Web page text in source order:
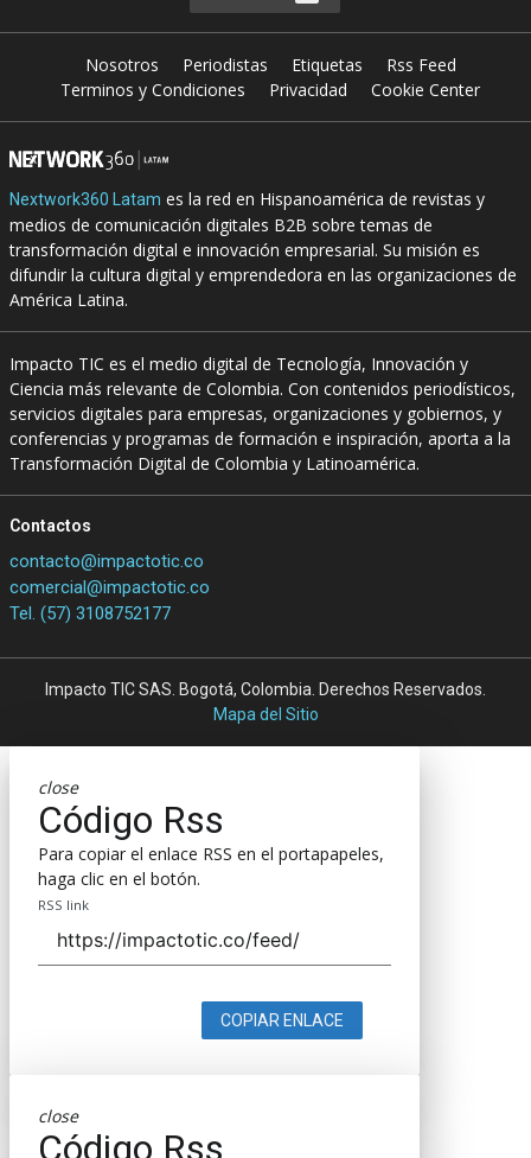
Nosotros Periodistas Etiquetas
Rss Feed
Terminos y Condiciones
Privacidad Cookie Center
Nextwork360 Latam es la red en Hispanoamérica de revistas y
medios de comunicación digitales B2B sobre temas de
transformación digital e innovación empresarial. Su misión es
difundir la cultura digital y emprendedora en las organizaciones de
América Latina.
Impacto TIC es el medio digital de Tecnología, Innovación y
Ciencia más relevante de Colombia. Con contenidos periodísticos,
servicios digitales para empresas, organizaciones y gobiernos, y
conferencias y programas de formación e inspiración, aporta a la
Transformación Digital de Colombia y Latinoamérica.
Contactos
contacto@impactotic.co
comercial@impactotic.co
Tel. (57) 3108752177
Impacto TIC SAS. Bogotá, Colombia. Derechos Reservados.
Mapa del Sitio
close
Código Rss
Para copiar el enlace RSS en el portapapeles,
haga clic en el botón.
RSS link
COPIAR ENLACE
close
Código Rss